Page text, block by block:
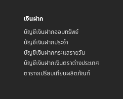
เงินฝาก
บัญชีเงินฝากออมทรัพย์
บัญชีเงินฝากประจำ
บัญชีเงินฝากกระแสรายวัน
บัญชีเงินฝากเงินตราต่างประเทศ
ตารางเปรียบเทียบผลิตภัณฑ์